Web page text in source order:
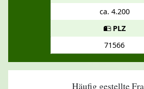
ca. 4.200
PLZ
71566
Häufig gestellte